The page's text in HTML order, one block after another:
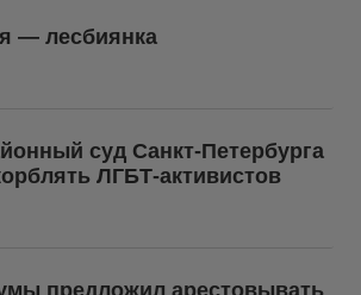
— лесбиянка
суд Санкт-Петербурга
ЛГБТ-активистов
предложил арестовывать